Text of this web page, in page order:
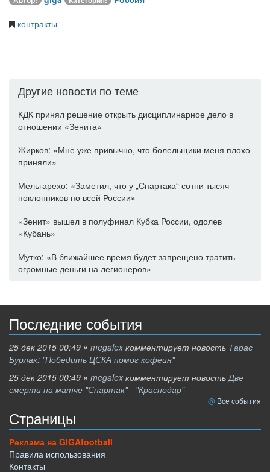
контракты
Другие новости по теме
КДК принял решение открыть дисциплинарное дело в
отношении «Зенита»
Жирков: «Мне уже привычно, что болельщики меня плохо
приняли»
Мельгарехо: «Заметил, что у „Спартака“ сотни тысяч
поклонников по всей России»
«Зенит» вышел в полуфинал Кубка России, одолев
«Кубань»
Мутко: «В ближайшее время будет запрещено тратить
огромные деньги на легионеров»
Последние события
25 дек 2015 00:49 » megalex комментирует новость Тарас
Бурлак: "Победить ЦСКА помог кофеин"
25 дек 2015 00:49 » megalex комментирует новостьДве
смерти на матче "Спартак" - "Краснодар"
Все события
Страницы
Реклама на GIGAfootball
Правила использования
Контакты